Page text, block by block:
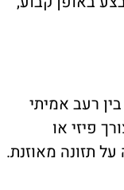
רעב אמיתי
פיזי או
תזונה מאוזנת.